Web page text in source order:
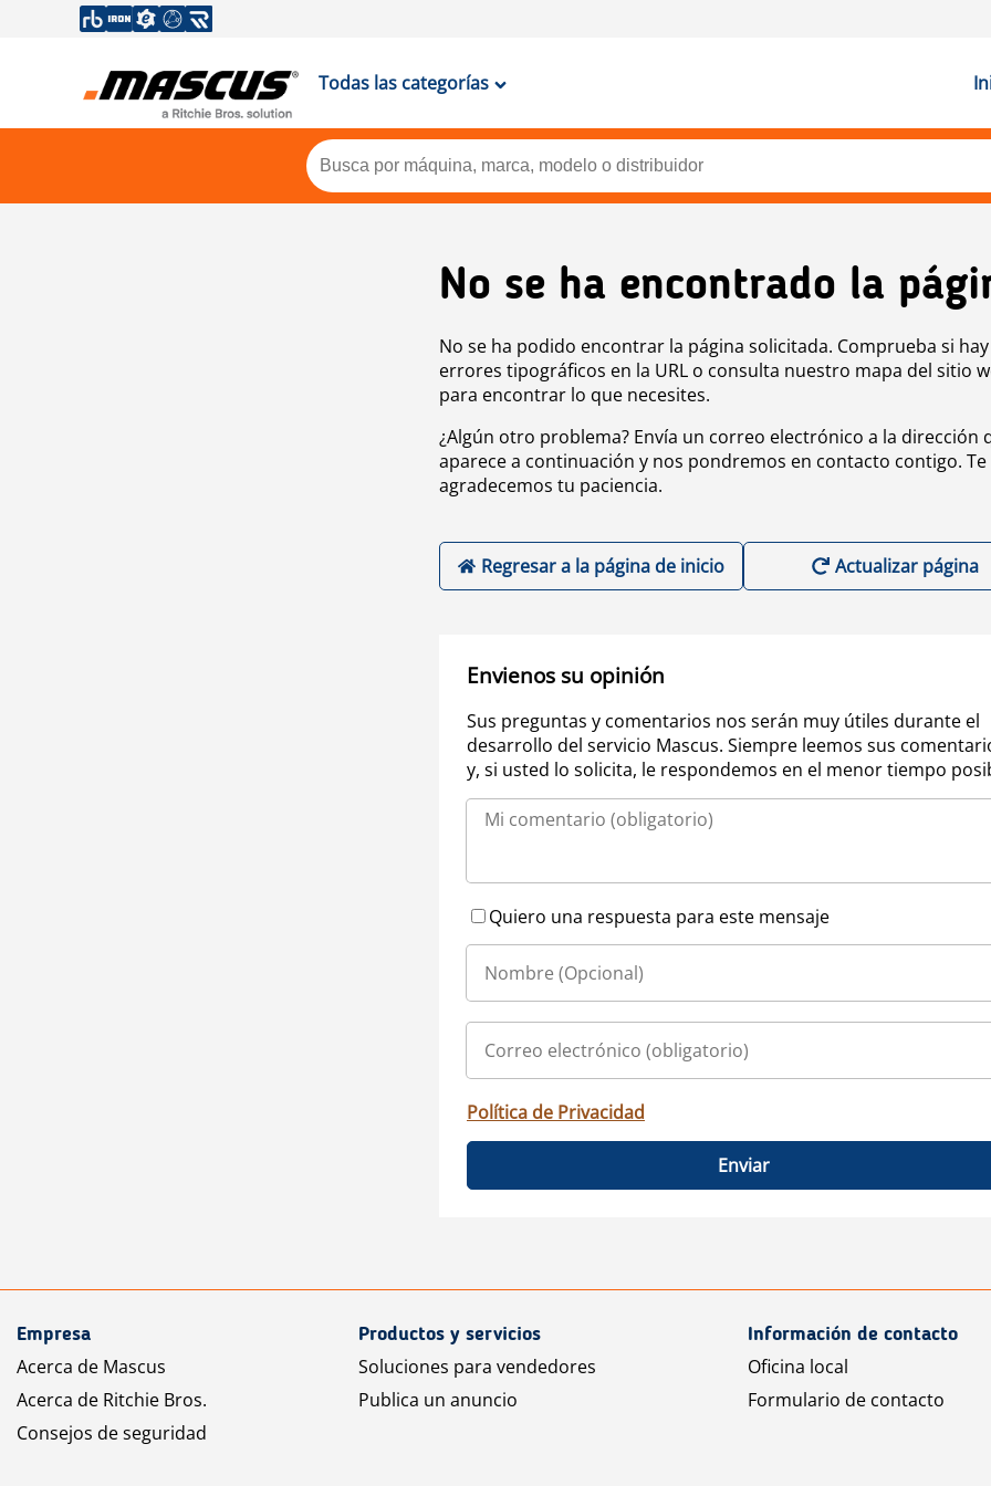
Todas las categorías
No se ha encontrado la
No se ha podido encontrar la página solicitada. Comprueba si hay
errores tipográficos en la URL o consulta nuestro mapa del sitio
para encontrar lo que necesites.
¿Algún otro problema? Envía un correo electrónico a la dirección
aparece a continuación y nos pondremos en contacto contigo. Te
agradecemos tu paciencia.
Regresar a la página de inicio Actualizar página
Envienos su opinión
Sus preguntas y comentarios nos serán muy útiles durante el
desarrollo del servicio Mascus. Siempre leemos sus
y, si usted lo solicita, le respondemos en el menor tiempo
Quiero una respuesta para este mensaje
Política de Privacidad
Enviar
Empresa
Acerca de Mascus
Acerca de Ritchie Bros.
Consejos de seguridad
Productos y servicios
Soluciones para vendedores
Publica un anuncio
Información de contacto
Oficina local
Formulario de contacto